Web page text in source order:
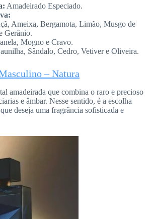
Amadeirado Especiado.
Ameixa, Bergamota, Limão, Musgo de
Gerânio.
Mogno e Cravo.
Sândalo, Cedro, Vetiver e Oliveira.
– Natura
amadeirada que combina o raro e precioso
e âmbar. Nesse sentido, é a escolha
deseja uma fragrância sofisticada e